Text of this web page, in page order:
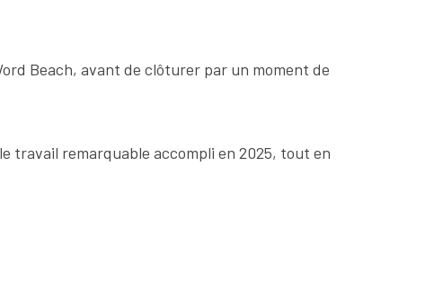
Beach, avant de clôturer par un moment de
travail remarquable accompli en 2025, tout en